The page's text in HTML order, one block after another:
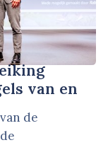
van en
de